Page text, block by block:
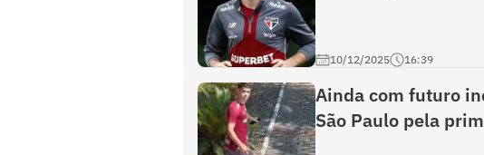
10/12/2025 16:39
Ainda com futuro
São Paulo pela